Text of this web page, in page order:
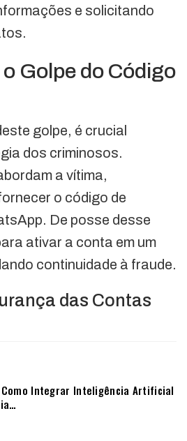
e solicitando
Golpe do Código
golpe, é crucial
dos criminosos.
a vítima,
o código de
De posse desse
ativar a conta em um
continuidade à fraude.
das Contas
Como Integrar Inteligência Artificial